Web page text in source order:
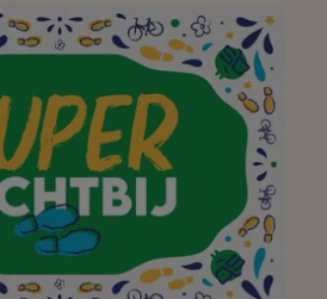
favoriete
waar ik met
met de fiets
te voet,
kan gaan
Bedankt!